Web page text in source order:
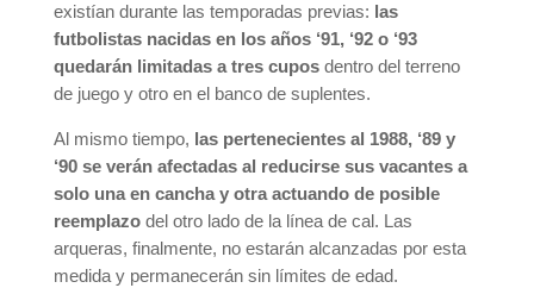
existían durante las temporadas previas: las
futbolistas nacidas en los años ‘91, ‘92 o ‘93
quedarán limitadas a tres cuposdentro del terreno
de juego y otro en el banco de suplentes.
Al mismo tiempo, las pertenecientes al 1988, ‘89 y
‘90 se verán afectadas al reducirse sus vacantes a
solo una en cancha y otra actuando de posible
reemplazodel otro lado de la línea de cal. Las
arqueras, finalmente, no estarán alcanzadas por esta
medida y permanecerán sin límites de edad.